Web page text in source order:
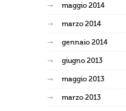
maggio 2014
marzo 2014
gennaio 2014
giugno 2013
maggio 2013
marzo 2013